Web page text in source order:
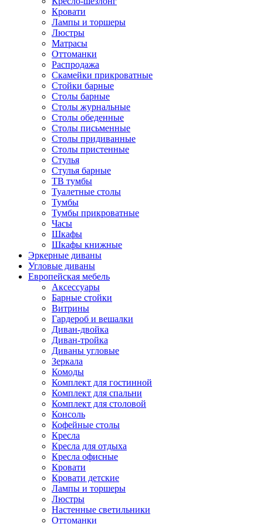
Кровати
Лампы и торшеры
Люстры
Матрасы
Оттоманки
Распродажа
Скамейки прикроватные
Стойки барные
Столы барные
Столы журнальные
Столы обеденные
Столы письменные
Столы придиванные
Столы пристенные
Стулья
Стулья барные
ТВ тумбы
Туалетные столы
Тумбы
Тумбы прикроватные
Часы
Шкафы
Шкафы книжные
Эркерные диваны
Угловые диваны
Европейская мебель
Аксессуары
Барные стойки
Витрины
Гардероб и вешалки
Диван-двойка
Диван-тройка
Диваны угловые
Зеркала
Комоды
Комплект для гостинной
Комплект для спальни
Комплект для столовой
Консоль
Кофейные столы
Кресла
Кресла для отдыха
Кресла офисные
Кровати
Кровати детские
Лампы и торшеры
Люстры
Настенные светильники
Оттоманки